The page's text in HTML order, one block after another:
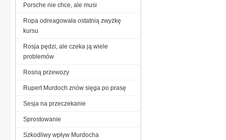
Porsche nie chce, ale musi
Ropa odreagowała ostatnią zwyżkę
kursu
Rosja pędzi, ale czeka ją wiele
problemów
Rosną przewozy
Rupert Murdoch znów sięga po prasę
Sesja na przeczekanie
Sprostowanie
Szkodliwy wpływ Murdocha